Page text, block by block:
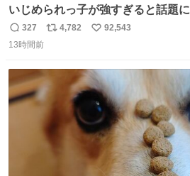
いじめられっ子が強すぎると話題に
返
信
327
リ
ト
数
4,782
い
数
92,543
13時間前